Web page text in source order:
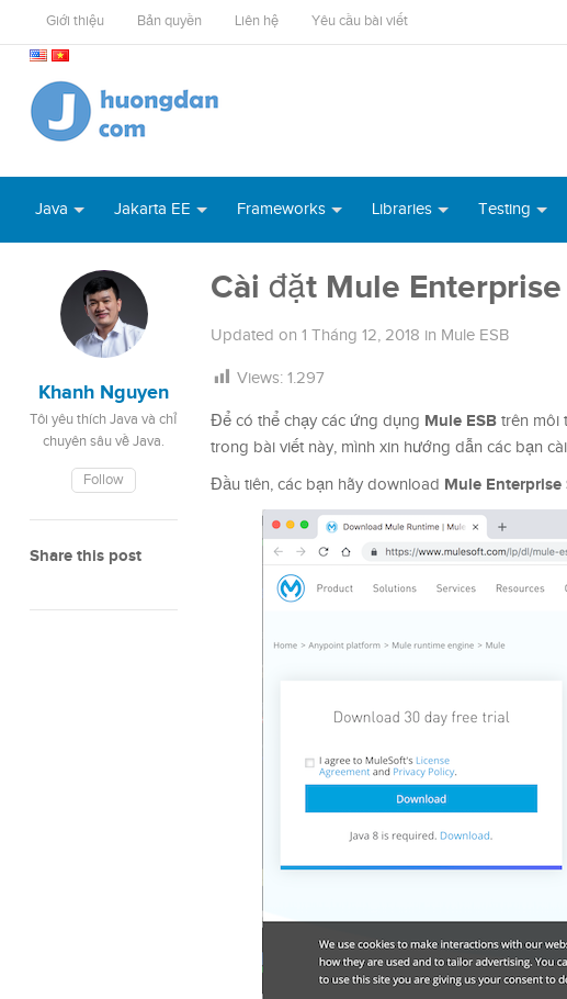
Giới thiệu Bản quyền Liên hệ Yêu cầu bài viết
Java Jakarta EE Frameworks Libraries Testing
Khanh Nguyen
Tôi yêu thích Java và chỉ
chuyên sâu về Java.
Follow
Share this post
Cài đặt Mule
Updated on 1 Tháng 12, 2018 in Mule ESB
Views: 1.297
Để có thể chạy các ứng dụng Mule ESB trên môi
trong bài viết này, mình xin hướng dẫn các bạn
Đầu tiên, các bạn hãy download Mule Enterprise